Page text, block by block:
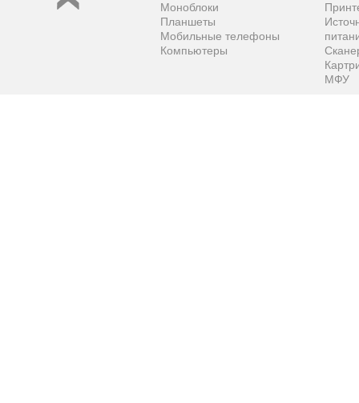
Моноблоки
Планшеты
Мобильные телефоны
Компьютеры
МФУ